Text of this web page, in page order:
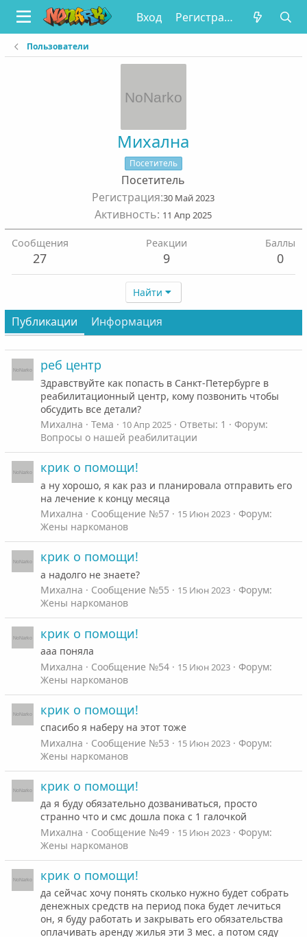
Вход Регистрация
Пользователи
Михална
Посетитель
Посетитель
Регистрация 30 Май 2023
Активность 11 Апр 2025
Сообщения
27
Реакции
9
Баллы
0
Найти
Публикации Информация
реб центр
Здравствуйте как попасть в Санкт-Петербурге в
реабилитационный центр, кому позвонить чтобы
обсудить все детали?
Михална
Тема 10 Апр 2025 Ответы: 1
Форум:
Вопросы о нашей реабилитации
крик о помощи!
а ну хорошо, я как раз и планировала отправить его
на лечение к концу месяца
Михална
Сообщение №57 15 Июн 2023
Форум:
Жены наркоманов
крик о помощи!
а надолго не знаете?
Михална
Сообщение №55 15 Июн 2023
Форум:
Жены наркоманов
крик о помощи!
ааа поняла
Михална
Сообщение №54 15 Июн 2023
Форум:
Жены наркоманов
крик о помощи!
спасибо я наберу на этот тоже
Михална
Сообщение №53 15 Июн 2023
Форум:
Жены наркоманов
крик о помощи!
да я буду обязательно дозваниваться, просто
странно что и смс дошла пока с 1 галочкой
Михална
Сообщение №49 15 Июн 2023
Форум:
Жены наркоманов
крик о помощи!
да сейчас хочу понять сколько нужно будет собрать
денежных средств на период пока будет лечиться
он, я буду работать и закрывать его обязательства
оплачивать аренду жилья эти 3 мес. а потом сяду